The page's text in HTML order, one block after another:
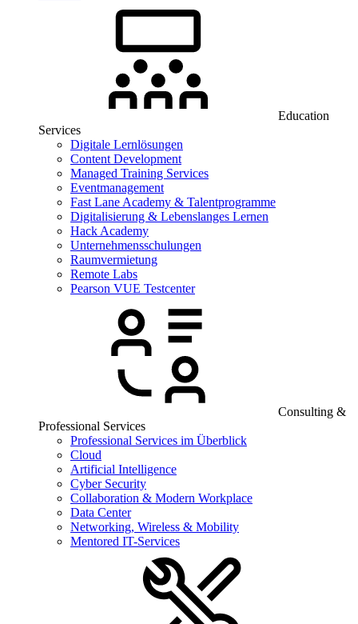
Education
Services
Digitale Lernlösungen
Content Development
Managed Training Services
Eventmanagement
Fast Lane Academy & Talentprogramme
Digitalisierung & Lebenslanges Lernen
Hack Academy
Unternehmensschulungen
Raumvermietung
Remote Labs
Pearson VUE Testcenter
Consulting &
Professional Services
Professional Services im Überblick
Cloud
Artificial Intelligence
Cyber Security
Collaboration & Modern Workplace
Data Center
Networking, Wireless & Mobility
Mentored IT-Services